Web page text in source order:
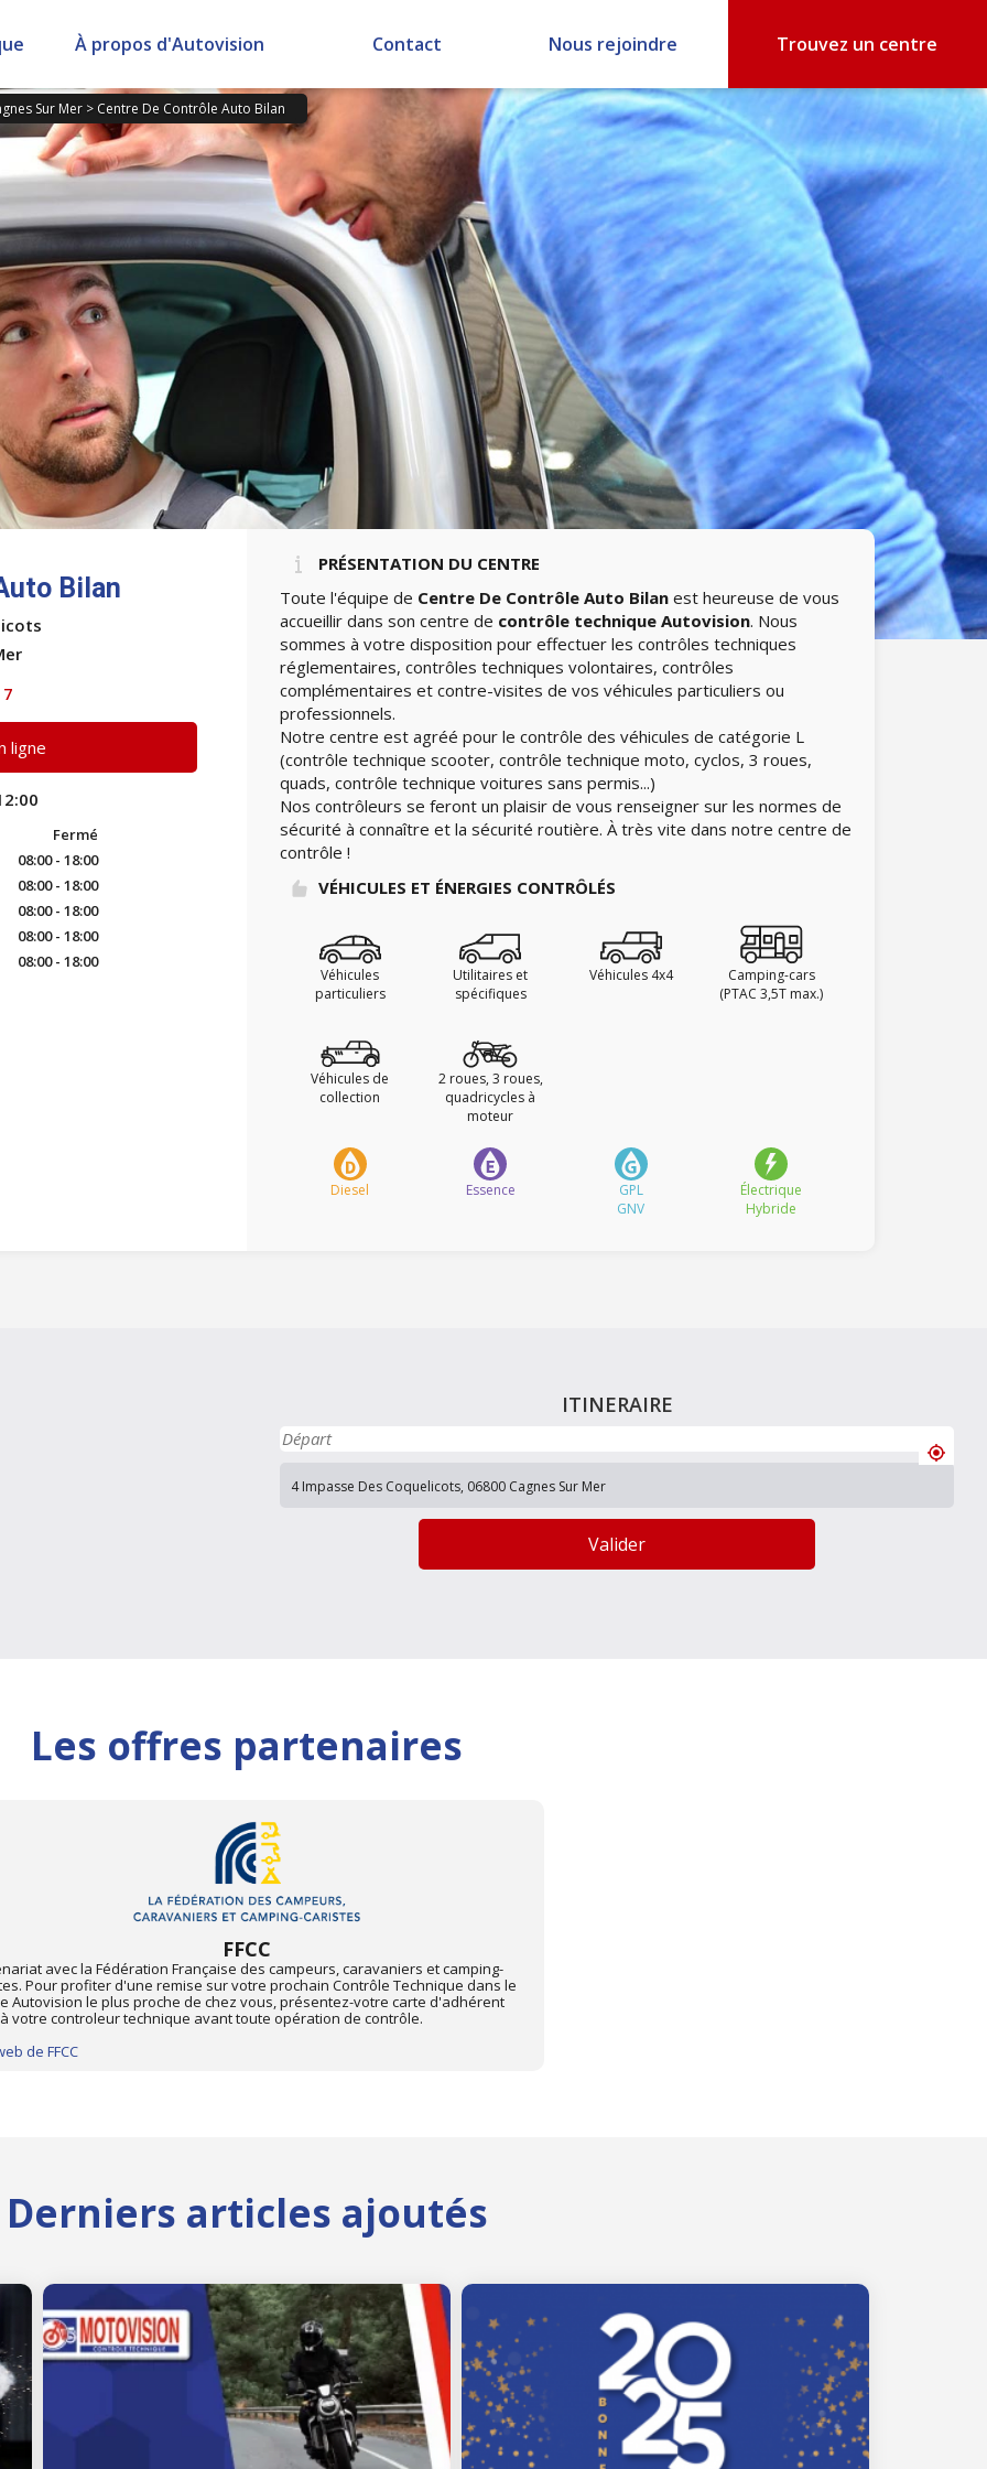
À propos d'Autovision Contact Nous rejoindre Trouvez un centre
Sur Mer > Centre De Contrôle Auto Bilan
Bilan
ligne
Fermé
08:00 - 18:00
08:00 - 18:00
08:00 - 18:00
08:00 - 18:00
08:00 - 18:00
PRÉSENTATION DU CENTRE
Toute l'équipe de Centre De Contrôle Auto Bilan est heureuse de vous
accueillir dans son centre de contrôle technique Autovision. Nous
sommes à votre disposition pour effectuer les contrôles techniques
réglementaires, contrôles techniques volontaires, contrôles
complémentaires et contre-visites de vos véhicules particuliers ou
professionnels.
Notre centre est agréé pour le contrôle des véhicules de catégorie L
(contrôle technique scooter, contrôle technique moto, cyclos, 3 roues,
quads, contrôle technique voitures sans permis...)
Nos contrôleurs se feront un plaisir de vous renseigner sur les normes de
sécurité à connaître et la sécurité routière. À très vite dans notre centre de
contrôle !
VÉHICULES ET ÉNERGIES CONTRÔLÉS
Véhicules
particuliers
Utilitaires et
spécifiques
Véhicules 4x4
Camping-cars
(PTAC 3,5T max.)
Véhicules de
collection
2 roues, 3 roues,
quadricycles à
moteur
Diesel Essence
GPL
GNV
Électrique
Hybride
ITINERAIRE
Valider
Les offres partenaires
FFCC
avec la Fédération Française des campeurs, caravaniers et camping-
Pour profiter d'une remise sur votre prochain Contrôle Technique dans le
Autovision le plus proche de chez vous, présentez-votre carte d'adhérent
à votre controleur technique avant toute opération de contrôle.
de FFCC
Derniers articles ajoutés